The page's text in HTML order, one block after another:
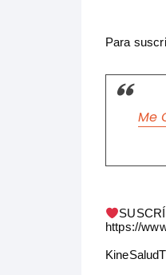
Para
Me
https://